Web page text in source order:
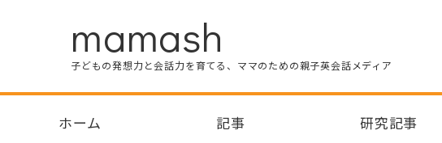
mamash
子どもの発想力と会話力を育てる、ママのための親子英会話メディア
ホーム 記事 研究記事